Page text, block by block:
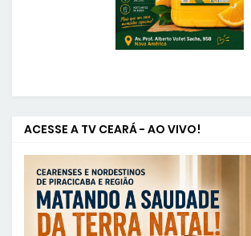
ACESSE A TV CEARÁ - AO VIVO!